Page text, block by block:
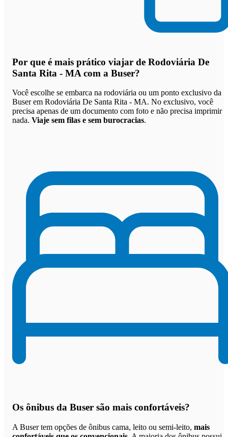
Por que é mais prático viajar de Rodoviária De
Santa Rita - MA com a Buser?
Você escolhe se embarca na rodoviária ou um ponto exclusivo da
Buser em Rodoviária De Santa Rita - MA. No exclusivo, você
precisa apenas de um documento com foto e não precisa imprimir
nada. Viaje sem filas e sem burocracias.
Os ônibus da Buser são mais confortáveis?
A Buser tem opções de ônibus cama, leito ou semi-leito, mais